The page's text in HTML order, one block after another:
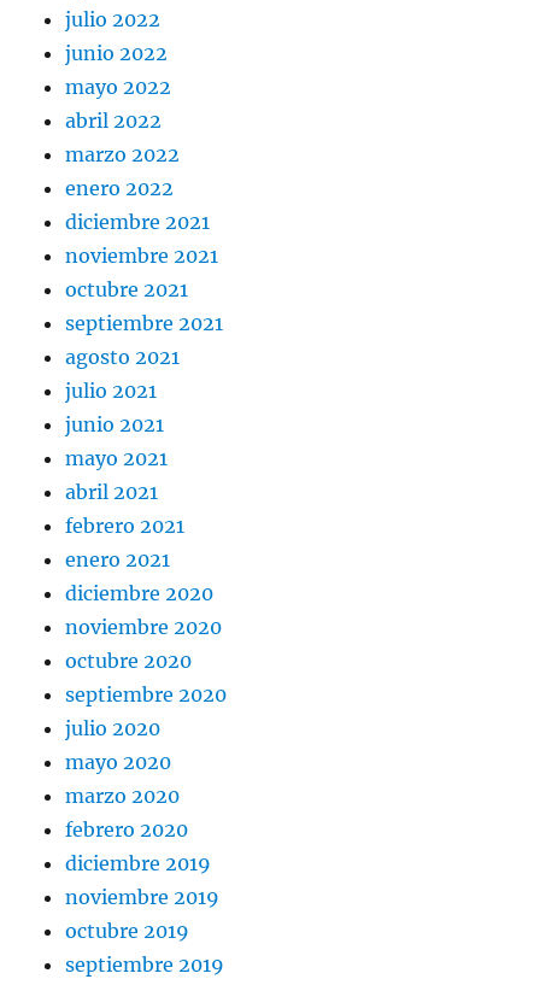
julio 2022
junio 2022
mayo 2022
abril 2022
marzo 2022
enero 2022
diciembre 2021
noviembre 2021
octubre 2021
septiembre 2021
agosto 2021
julio 2021
junio 2021
mayo 2021
abril 2021
febrero 2021
enero 2021
diciembre 2020
noviembre 2020
octubre 2020
septiembre 2020
julio 2020
mayo 2020
marzo 2020
febrero 2020
diciembre 2019
noviembre 2019
octubre 2019
septiembre 2019